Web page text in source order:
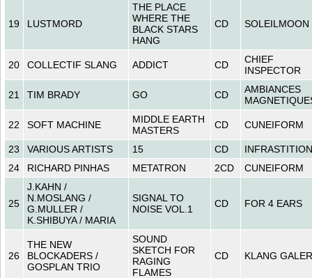
19 LUSTMORD
THE PLACE
WHERE THE
BLACK STARS
HANG
CD SOLEILMOON
20 COLLECTIF SLANG ADDICT CD
CHIEF
INSPECTOR
21 TIM BRADY GO CD
AMBIANCES
22 SOFT MACHINE
MIDDLE EARTH
MASTERS
CD CUNEIFORM
23 VARIOUS ARTISTS 15 CD
INFRASTITION
24
RICHARD PINHAS METATRON 2CD CUNEIFORM
25
J.KAHN /
N.MOSLANG /
G.MULLER /
K.SHIBUYA / MARIA
SIGNAL TO
NOISE VOL.1
CD FOR 4 EARS
26
THE NEW
BLOCKADERS /
GOSPLAN TRIO
SOUND
SKETCH FOR
RAGING
FLAMES
CD KLANG